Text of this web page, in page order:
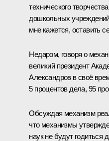
технического
дошкольных
мне кажется, оставить
Недаром, говоря о
великий президент
Александров в своё
5 процентов дела, 95
Обсуждая механизм
что механизмы
наук не будут годиться